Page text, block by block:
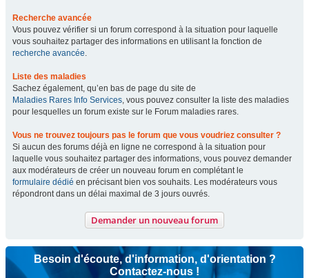
Recherche avancée
Vous pouvez vérifier si un forum correspond à la situation pour laquelle
vous souhaitez partager des informations en utilisant la fonction de
recherche avancée.
Liste des maladies
Sachez également, qu’en bas de page du site de
Maladies Rares Info Services, vous pouvez consulter la liste des maladies
pour lesquelles un forum existe sur le Forum maladies rares.
Vous ne trouvez toujours pas le forum que vous voudriez consulter ?
Si aucun des forums déjà en ligne ne correspond à la situation pour
laquelle vous souhaitez partager des informations, vous pouvez demander
aux modérateurs de créer un nouveau forum en complétant le
formulaire dédié en précisant bien vos souhaits. Les modérateurs vous
répondront dans un délai maximal de 3 jours ouvrés.
Demander un nouveau forum
Besoin d'écoute, d'information, d'orientation ?
Contactez-nous !